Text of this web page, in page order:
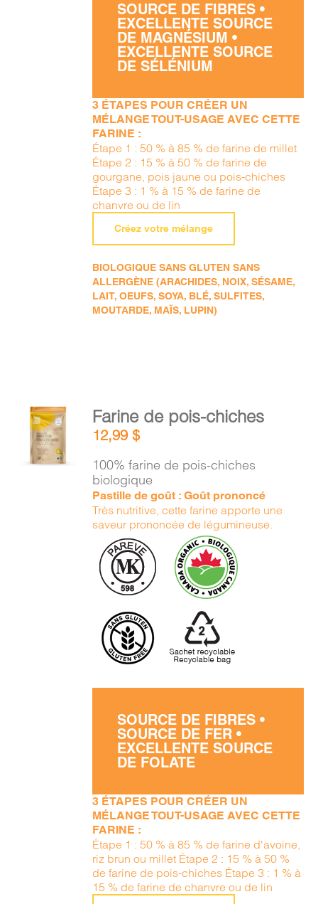
SOURCE DE FIBRES •
EXCELLENTE SOURCE
DE MAGNÉSIUM •
EXCELLENTE SOURCE
DE SÉLÉNIUM
3 ÉTAPES POUR CRÉER UN
MÉLANGE TOUT-USAGE AVEC CETTE
FARINE :
Étape 1 : 50 % à 85 % de farine de millet
Étape 2 : 15 % à 50 % de farine de
gourgane, pois jaune ou pois-chiches
Étape 3 : 1 % à 15 % de farine de
chanvre ou de lin
Créez votre mélange
BIOLOGIQUE SANS GLUTEN SANS
ALLERGÈNE (ARACHIDES, NOIX, SÉSAME,
LAIT, OEUFS, SOYA, BLÉ, SULFITES,
MOUTARDE, MAÏS, LUPIN)
AJOUTER
AU
PANIER
Farine de pois-chiches
12,99$
100% farine de pois-chiches
biologique
Pastille de goût : Goût prononcé
Très nutritive, cette farine apporte une
saveur prononcée de légumineuse.
SOURCE DE FIBRES •
SOURCE DE FER •
EXCELLENTE SOURCE
DE FOLATE
3 ÉTAPES POUR CRÉER UN
MÉLANGE TOUT-USAGE AVEC CETTE
FARINE :
Étape 1 : 50 % à 85 % de farine d'avoine,
riz brun ou millet Étape 2 : 15 % à 50 %
de farine de pois-chiches Étape 3 : 1 % à
15 % de farine de chanvre ou de lin